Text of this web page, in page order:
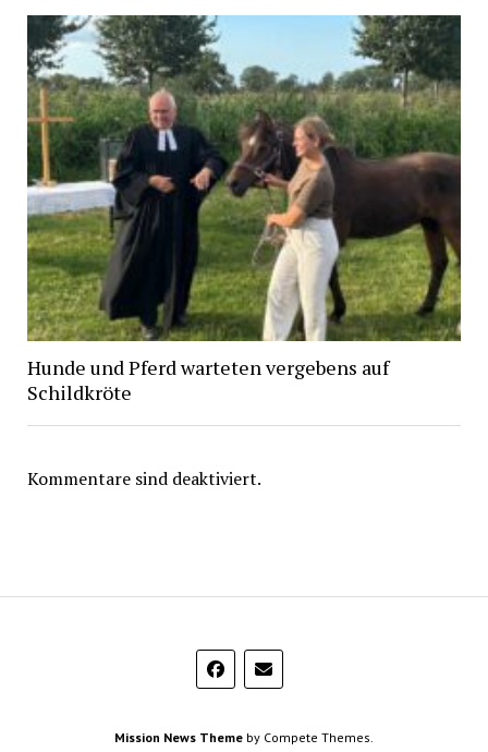
Hunde und Pferd warteten vergebens auf
Schildkröte
Kommentare sind deaktiviert.
Mission News Theme by Compete Themes.